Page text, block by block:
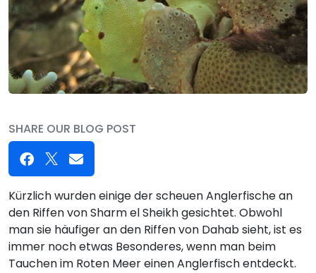
SHARE OUR BLOG POST
Kürzlich wurden einige der scheuen Anglerfische an
den Riffen von Sharm el Sheikh gesichtet. Obwohl
man sie häufiger an den Riffen von Dahab sieht, ist es
immer noch etwas Besonderes, wenn man beim
Tauchen im Roten Meer einen Anglerfisch entdeckt.